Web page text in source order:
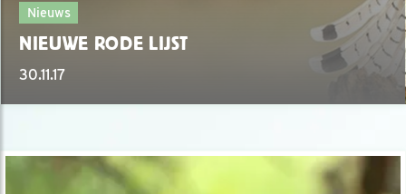
Nieuws
NIEUWE RODE LIJST
30.11.17